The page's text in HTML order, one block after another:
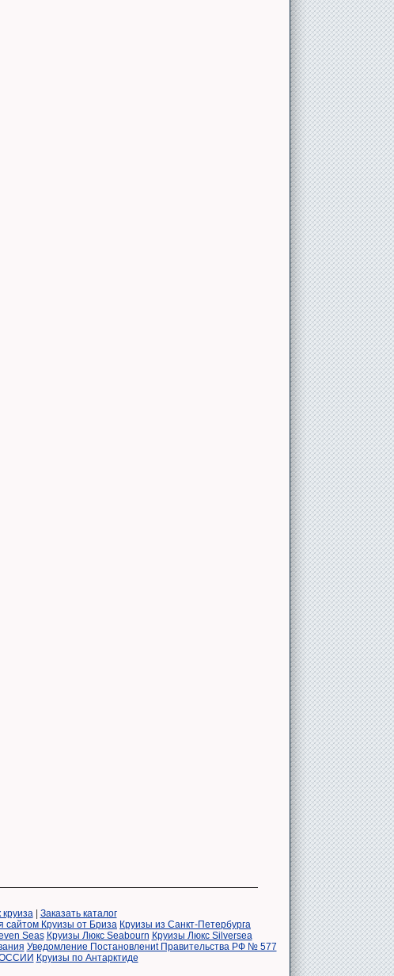
круиза| Заказать каталог
сайтом Круизы от Бриза Круизы из Санкт-Петербурга
Seas Круизы Люкс Seabourn Круизы Люкс Silversea
Уведомление Постановлениt Правительства РФ № 577
Круизы по Антарктиде